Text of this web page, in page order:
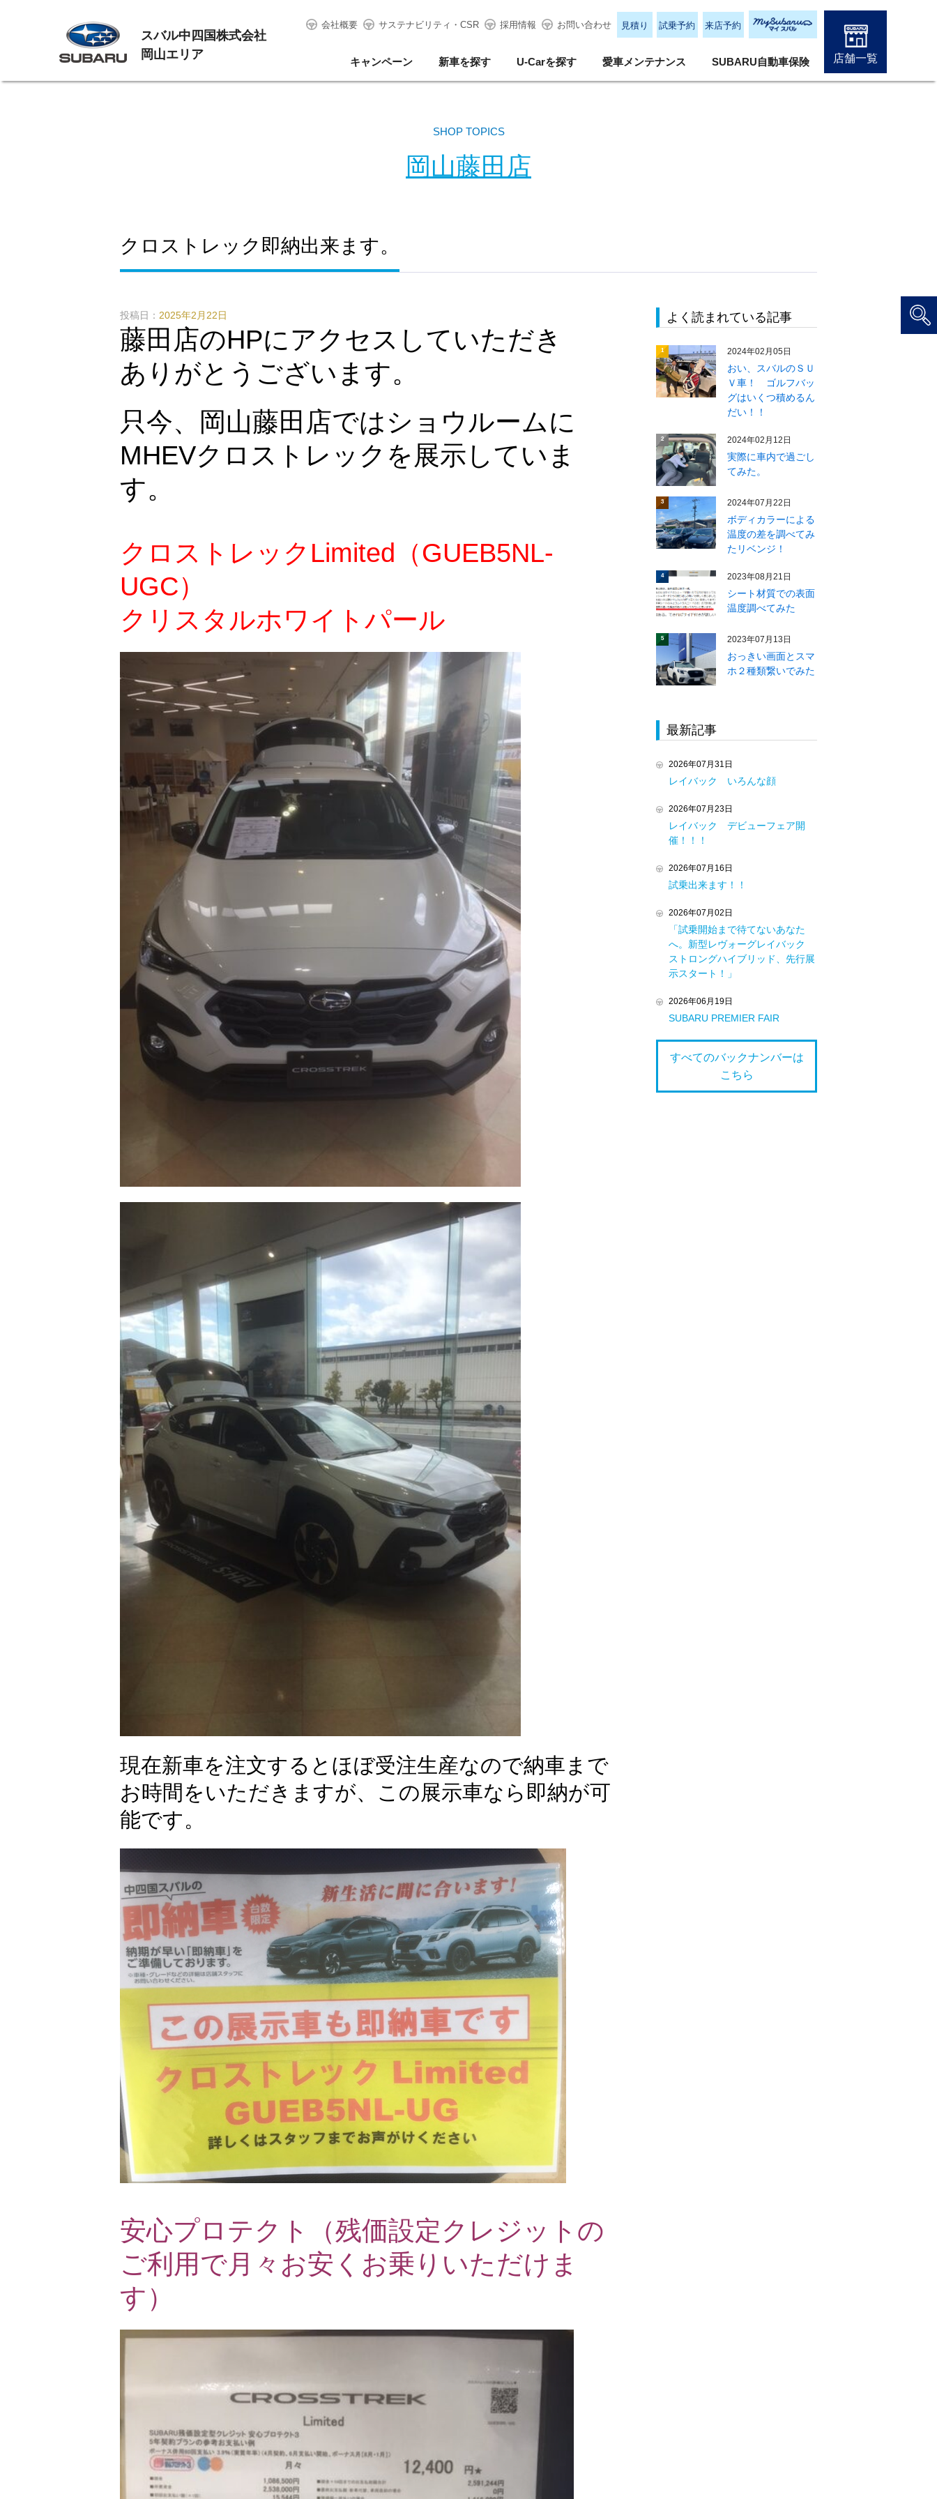
スバル中四国株式会社
岡山エリア
会社概要 サステナビリティ・CSR 採用情報 お問い合わせ 見積り 試乗予約 来店予約
キャンペーン 新車を探す U-Carを探す 愛車メンテナンス SUBARU自動車保険 店舗一覧
SHOP TOPICS
岡山藤田店
クロストレック即納出来ます。
投稿日： 2025年2月22日
藤田店のHPにアクセスしていただき
ありがとうございます。
只今、岡山藤田店ではショウルームに
MHEVクロストレックを展示していま
す。
クロストレックLimited
（GUEB5NL-
UGC）
クリスタルホワイトパール
現在新車を注文するとほぼ受注生産なので納車まで
お時間をいただきますが、この展示車なら即納が可
能です。
安心プロテクト（残価設定クレジットの
ご利用で月々お安くお乗りいただけま
す）
よく読まれている記事
1 2024年02月05日
おい、スバルのＳＵ
Ｖ車！ ゴルフバッ
グはいくつ積めるん
だい！！
2 2024年02月12日
実際に車内で過ごし
てみた。
3 2024年07月22日
ボディカラーによる
温度の差を調べてみ
たリベンジ！
4 2023年08月21日
シート材質での表面
温度調べてみた
5 2023年07月13日
おっきい画面とスマ
ホ２種類繋いでみた
最新記事
2026年07月31日
レイバック いろんな顔
2026年07月23日
レイバック デビューフェア開
催！！！
2026年07月16日
試乗出来ます！！
2026年07月02日
「試乗開始まで待てないあなた
へ。新型レヴォーグレイバック
ストロングハイブリッド、先行展
示スタート！」
2026年06月19日
SUBARU PREMIER FAIR
すべてのバックナンバーは
こちら